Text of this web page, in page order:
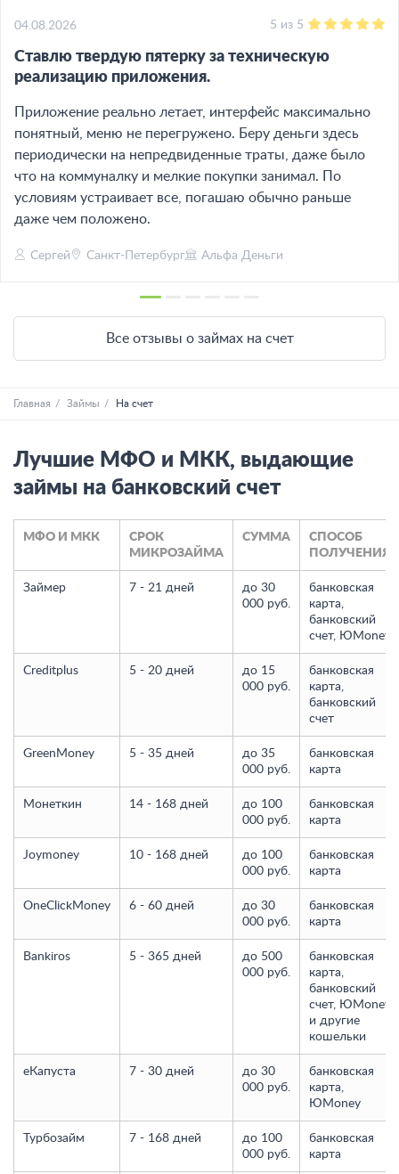
04.08.2026 5 из 5
Ставлю твердую пятерку за техническую
реализацию приложения.
Приложение реально летает, интерфейс максимально
понятный, меню не перегружено. Беру деньги здесь
периодически на непредвиденные траты, даже было
что на коммуналку и мелкие покупки занимал. По
условиям устраивает все, погашаю обычно раньше
даже чем положено.
Сергей Санкт-Петербург Альфа Деньги
Все отзывы о займах на счет
Главная Займы На счет
Лучшие МФО и МКК, выдающие
займы на банковский счет
МФО И МКК
СРОК
МИКРОЗАЙМА
СУММА
СПОСОБ
ПОЛУЧЕНИЯ
Займер 7 - 21 дней
до 30
000 руб.
банковская
карта,
банковский
счет, ЮMoney
Creditplus 5 - 20 дней
до 15
000 руб.
банковская
карта,
банковский
счет
GreenMoney 5 - 35 дней
до 35
000 руб.
банковская
карта
Монеткин 14 - 168 дней
до 100
000 руб.
банковская
карта
Joymoney 10 - 168 дней
до 100
000 руб.
банковская
карта
OneClickMoney 6 - 60 дней
до 30
000 руб.
банковская
карта
Bankiros 5 - 365 дней
до 500
000 руб.
банковская
карта,
банковский
счет, ЮMoney
и другие
кошельки
еКапуста 7 - 30 дней
до 30
000 руб.
банковская
карта,
ЮMoney
Турбозайм 7 - 168 дней
до 100
000 руб.
банковская
карта